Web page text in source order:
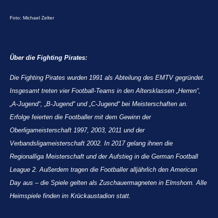
Foto: Michael Zelter
Über die Fighting Pirates:
Die Fighting Pirates wurden 1991 als Abteilung des EMTV gegründet.
Insgesamt treten vier Football-Teams in den Altersklassen „Herren“,
„A-Jugend“, „B-Jugend“ und „C-Jugend“ bei Meisterschaften an.
Erfolge feierten die Footballer mit dem Gewinn der
Oberligameisterschaft 1997, 2003, 2011 und der
Verbandsligameisterschaft 2002. In 2017 gelang ihnen die
Regionalliga Meisterschaft und der Aufstieg in die German Football
League 2. Außerdem tragen die Footballer alljährlich den American
Day aus – die Spiele gelten als Zuschauermagneten in Elmshorn. Alle
Heimspiele finden im Krückaustadion statt.